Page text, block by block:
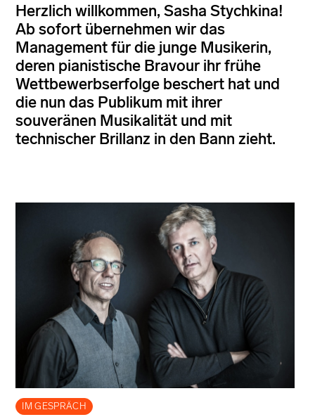
Herzlich willkommen, Sasha Stychkina!
Ab sofort übernehmen wir das
Management für die junge Musikerin,
deren pianistische Bravour ihr frühe
Wettbewerbserfolge beschert hat und
die nun das Publikum mit ihrer
souveränen Musikalität und mit
technischer Brillanz in den Bann zieht.
IM GESPRÄCH